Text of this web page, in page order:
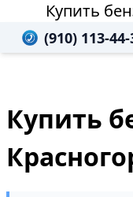
Купить
(910) 113-
Купить